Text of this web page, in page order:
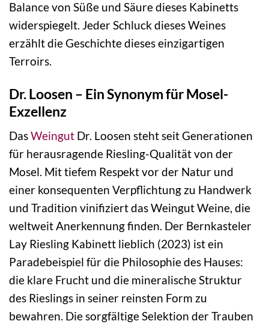
Balance von Süße und Säure dieses Kabinetts
widerspiegelt. Jeder Schluck dieses Weines
erzählt die Geschichte dieses einzigartigen
Terroirs.
Dr. Loosen – Ein Synonym für Mosel-
Exzellenz
DasWeingut Dr. Loosen steht seit Generationen
für herausragende Riesling-Qualität von der
Mosel. Mit tiefem Respekt vor der Natur und
einer konsequenten Verpflichtung zu Handwerk
und Tradition vinifiziert das Weingut Weine, die
weltweit Anerkennung finden. Der Bernkasteler
Lay Riesling Kabinett lieblich (2023) ist ein
Paradebeispiel für die Philosophie des Hauses:
die klare Frucht und die mineralische Struktur
des Rieslings in seiner reinsten Form zu
bewahren. Die sorgfältige Selektion der Trauben